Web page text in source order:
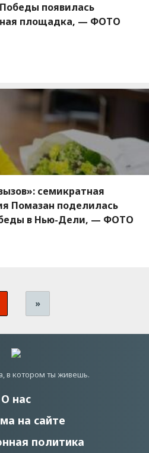
появилась
площадка, — ФОТО
семикратная
Помазан поделилась
в Нью-Дели, — ФОТО
»
в котором ты живешь.
О нас
на сайте
политика